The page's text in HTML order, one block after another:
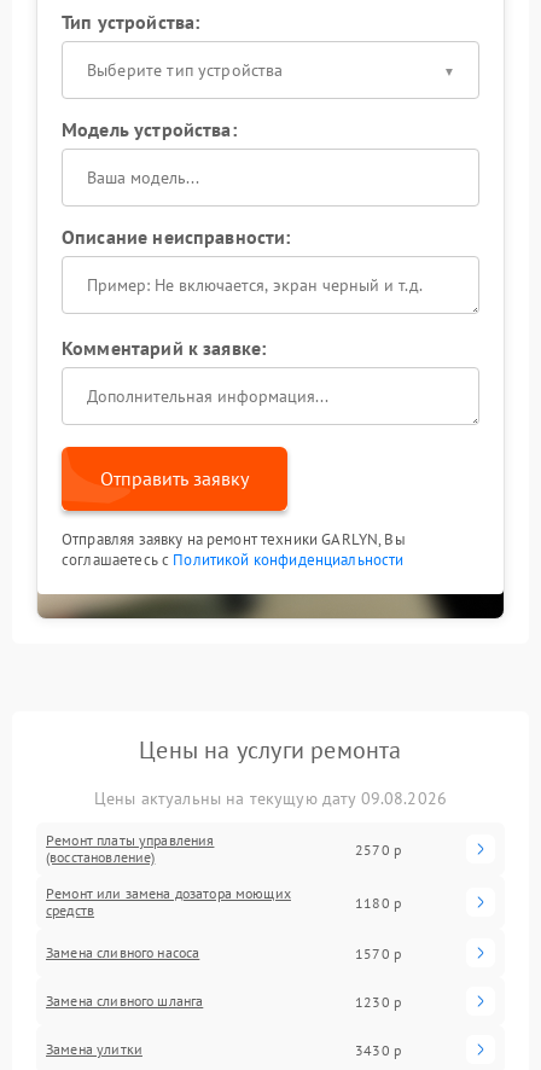
Тип устройства:
Выберите тип устройства
Модель устройства:
Описание неисправности:
Комментарий к заявке:
Отправить заявку
Отправляя заявку на ремонт техники GARLYN, Вы
соглашаетесь с Политикой конфиденциальности
Цены на услуги ремонта
Цены актуальны на текущую дату 09.08.2026
Ремонт платы управления
(восстановление)
2570 р
Ремонт или замена дозатора моющих
средств
1180 р
Замена сливного насоса 1570 р
Замена сливного шланга 1230 р
Замена улитки 3430 р